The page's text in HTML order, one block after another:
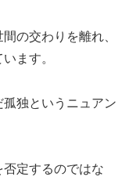
の交わりを離れ、
ます。
独というニュアン
定するのではな